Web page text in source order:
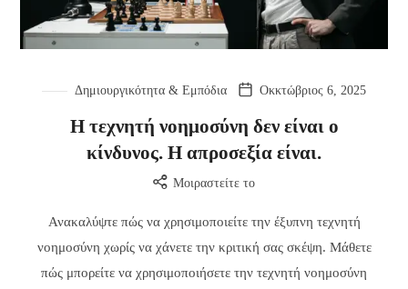
Δημιουργικότητα & Εμπόδια Οκκτώβριος 6, 2025
Η τεχνητή νοημοσύνη δεν είναι ο
κίνδυνος. Η απροσεξία είναι.
Μοιραστείτε το
Ανακαλύψτε πώς να χρησιμοποιείτε την έξυπνη τεχνητή
νοημοσύνη χωρίς να χάνετε την κριτική σας σκέψη. Μάθετε
πώς μπορείτε να χρησιμοποιήσετε την τεχνητή νοημοσύνη